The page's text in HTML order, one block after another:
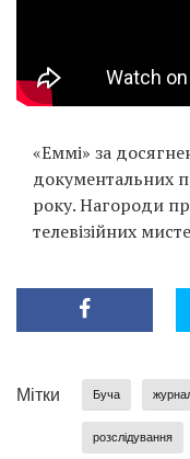
«Еммі» за
документальних
року. Нагороди
телевізійних
Мітки Буча
розслідування